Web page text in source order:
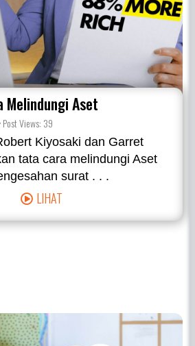
Melindungi Aset
Post Views: 39
Kiyosaki dan Garret
tata cara melindungi Aset
surat . . .
LIHAT